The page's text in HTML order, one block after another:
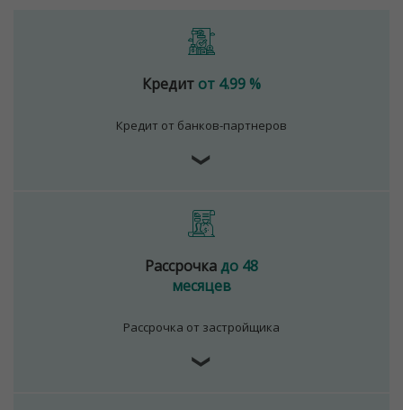
Кредит от 4.99 %
Кредит от банков-партнеров
❯
Рассрочкадо 48
месяцев
Рассрочка от застройщика
❯